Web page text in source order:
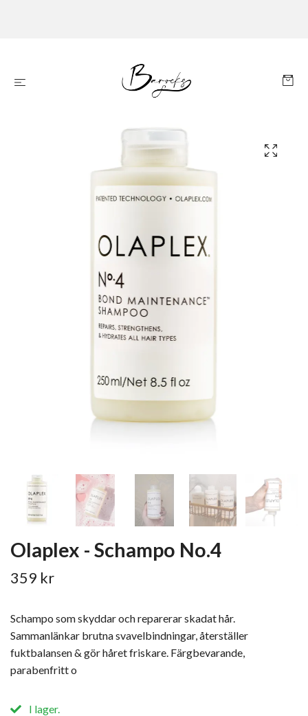
Olaplex - Schampo No.4
359 kr
Schampo som skyddar och reparerar skadat hår.
Sammanlänkar brutna svavelbindningar, återställer
fuktbalansen & gör håret friskare. Färgbevarande,
parabenfritt o
I lager.